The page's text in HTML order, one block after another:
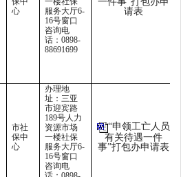
心
服务大厅6-
16号窗口
咨询电
话：0898-
88691699
请表
市社
保中
心
办理地
址：三亚
市迎宾路
189号人力
资源市场
一楼社保
服务大厅6-
16号窗口
咨询电
“申领工亡人员
有关待遇一件
事”打包办申请表